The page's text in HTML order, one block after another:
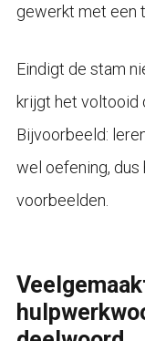
gewerkt met een t.
Eindigt de stam
krijgt het voltooid
Bijvoorbeeld:
wel oefening, dus
voorbeelden.